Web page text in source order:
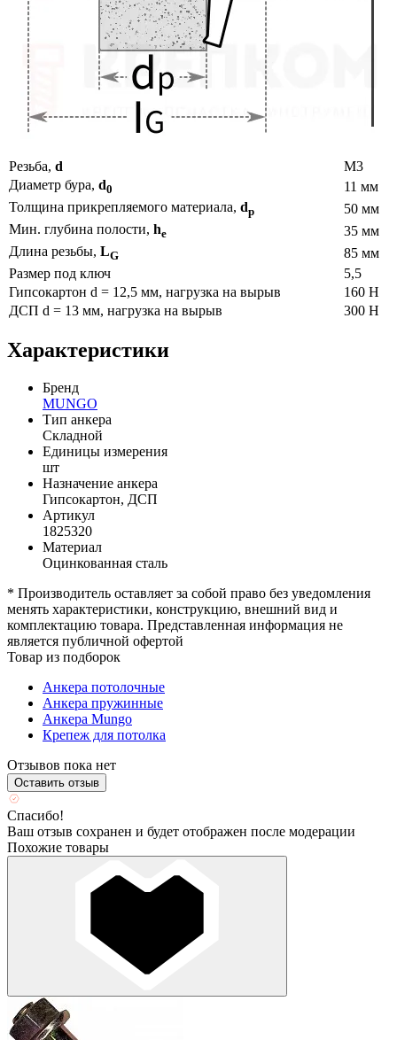
Резьба, d
M3
Диаметр бура, d0
11 мм
Толщина прикрепляемого материала, dp
50 мм
Мин. глубина полости, he
35 мм
Длина резьбы, LG
85 мм
Размер под ключ
5,5
Гипсокартон d = 12,5 мм, нагрузка на вырыв
160 Н
ДСП d = 13 мм, нагрузка на вырыв
300 Н
Характеристики
Бренд
MUNGO
Тип анкера
Складной
Единицы измерения
шт
Назначение анкера
Гипсокартон, ДСП
Артикул
1825320
Материал
Оцинкованная сталь
* Производитель оставляет за собой право без уведомления
менять характеристики, конструкцию, внешний вид и
комплектацию товара. Представленная информация не
является публичной офертой
Товар из подборок
Анкера потолочные
Анкера пружинные
Анкера Mungo
Крепеж для потолка
Отзывов пока нет
Оставить отзыв
Спасибо!
Ваш отзыв сохранен и будет отображен после модерации
Похожие товары